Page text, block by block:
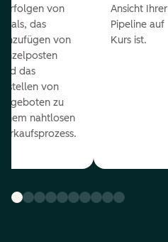
von
das
von
das
von
zu
nahtlosen
Ansicht Ihrer
Pipeline auf
Kurs ist.